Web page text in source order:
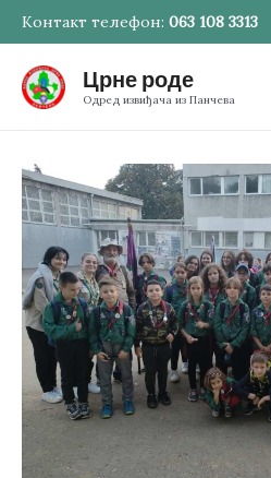
Пређи
на
садржај
Контакт телефон: 063 108 3313
Црне роде
Одред извиђача из Панчева